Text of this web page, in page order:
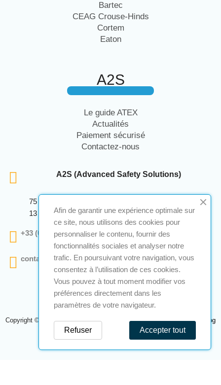
Bartec
CEAG Crouse-Hinds
Cortem
Eaton
A2S
Le guide ATEX
Actualités
Paiement sécurisé
Contactez-nous
A2S (Advanced Safety Solutions)
75 Avenue Marcellin Berthelot Anthelios Bâtiment E
13 290 Aix En Provence
+33 (0)4 12 28 00 69
contact@a2s-atex.com
Copyright © 2026 A2S Atex. Tous droits réservés. Une réalisationNavilog
Afin de garantir une expérience optimale sur
ce site, nous utilisons des cookies pour
personnaliser le contenu, fournir des
fonctionnalités sociales et analyser notre
trafic. En poursuivant votre navigation, vous
consentez à l’utilisation de ces cookies.
Vous pouvez à tout moment modifier vos
préférences directement dans les
paramètres de votre navigateur.
Accepter tout
Refuser